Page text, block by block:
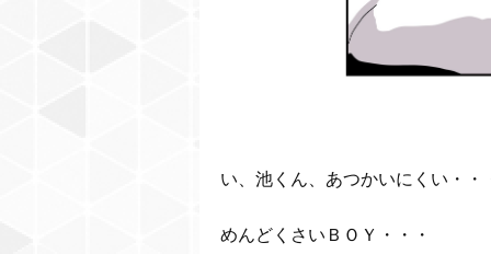
い、池くん、あつかいにくい・・
めんどくさいＢＯＹ・・・